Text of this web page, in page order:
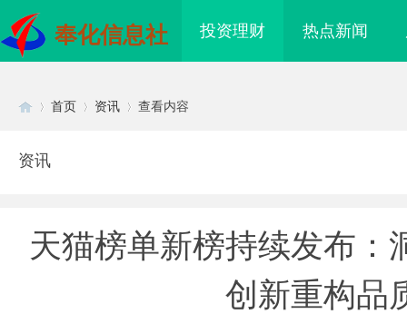
奉化信息社 投资理财 热点新闻
首页 资讯 查看内容
资讯
天猫榜单新榜持续发布：
创新重构品